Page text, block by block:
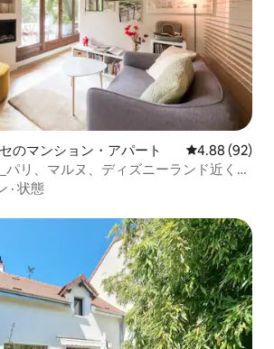
のマンション・アパート レビュー92
4.88 (92)
リ、マルヌ、ディズニーランド近く_4
· 状態